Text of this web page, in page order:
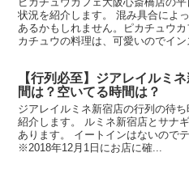
状況を紹介します。 混み具合によ
あるかもしれません。ピカチュウ
カチュウの料理は、可愛いのでイン
【行列必至】ジアレイルミ
間は？空いてる時間は？
ジアレイルミネ新宿店の行列の待
紹介します。 ルミネ新宿店とサナ
あります。 イートインはないので
※2018年12月1日にお店に確...